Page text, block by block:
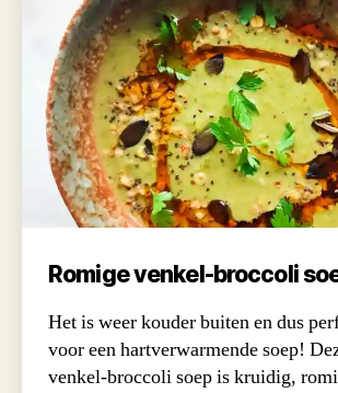
Romige venkel-broccoli
Het is weer kouder buiten en dus
voor een hartverwarmende soep!
venkel-broccoli soep is kruidig,